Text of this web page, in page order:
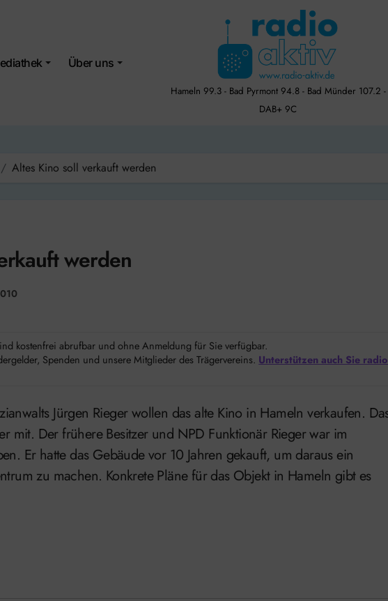
Über uns
Hameln 99.3 - Bad Pyrmont 94.8 - Bad Münder 107.2 -
DAB+ 9C
Altes Kino soll verkauft werden
werden
kostenfrei abrufbar und ohne Anmeldung für Sie verfügbar.
Spenden und unsere Mitglieder des Trägervereins. Unterstützen auch Sie radio
mit. Der frühere Besitzer und NPD Funktionär Rieger war im
Er hatte das Gebäude vor 10 Jahren gekauft, um daraus ein
zu machen. Konkrete Pläne für das Objekt in Hameln gibt es